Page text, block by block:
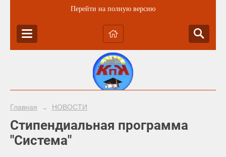
Перейти на полную версию
Главная → НОВОСТИ
Стипендиальная программа
"Система"